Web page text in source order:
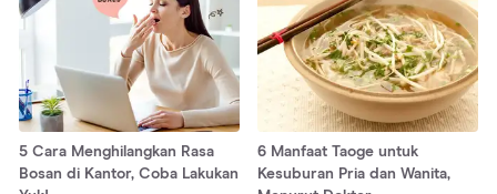
5 Cara Menghilangkan Rasa
Bosan di Kantor, Coba Lakukan
6 Manfaat Taoge untuk
Kesuburan Pria dan Wanita,